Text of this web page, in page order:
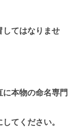
してはなりませ
本物の命名専門
てください。